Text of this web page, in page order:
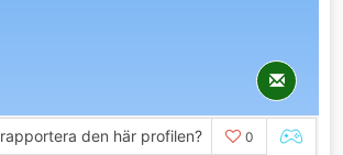
rapportera den här profilen? 0